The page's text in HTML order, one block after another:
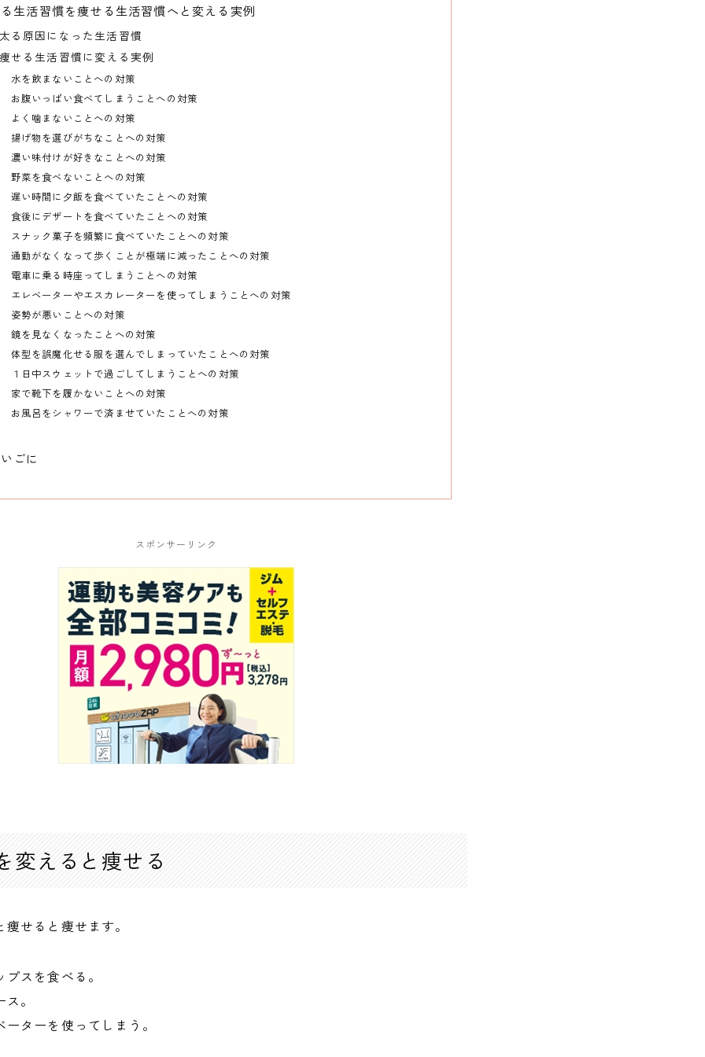
生活習慣を痩せる生活習慣へと変える実例
る原因になった生活習慣
せる生活習慣に変える実例
水を飲まないことへの対策
お腹いっぱい食べてしまうことへの対策
よく噛まないことへの対策
揚げ物を選びがちなことへの対策
濃い味付けが好きなことへの対策
野菜を食べないことへの対策
遅い時間に夕飯を食べていたことへの対策
食後にデザートを食べていたことへの対策
スナック菓子を頻繁に食べていたことへの対策
通勤がなくなって歩くことが極端に減ったことへの対策
電車に乗る時座ってしまうことへの対策
エレベーターやエスカレーターを使ってしまうことへの対策
姿勢が悪いことへの対策
鏡を見なくなったことへの対策
体型を誤魔化せる服を選んでしまっていたことへの対策
１日中スウェットで過ごしてしまうことへの対策
家で靴下を履かないことへの対策
お風呂をシャワーで済ませていたことへの対策
ごに
スポンサーリンク
変えると痩せる
せると痩せます。
スを食べる。
。
ターを使ってしまう。